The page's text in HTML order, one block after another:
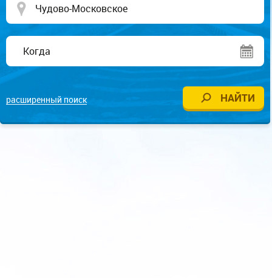
расширенный поиск